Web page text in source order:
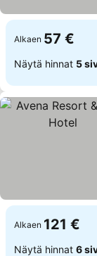
Alkaen 57 €
Näytä hinnat 5
Alkaen 121 €
Näytä hinnat 6